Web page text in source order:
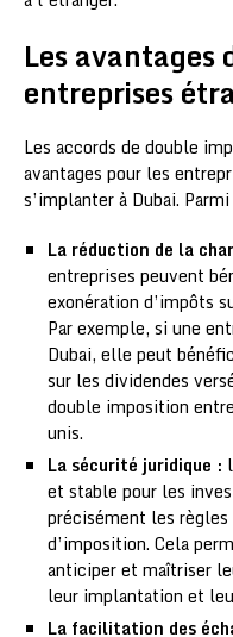
Les avantages
entreprises
Les accords de double
avantages pour les
s’implanter à Dubai.
La réduction de la
entreprises peuvent
exonération d’impôts
Par exemple, si une
Dubai, elle peut
sur les dividendes
double imposition
unis.
La sécurité juridique :
et stable pour les
précisément les
d’imposition. Cela
anticiper et maîtriser
leur implantation et
La facilitation des